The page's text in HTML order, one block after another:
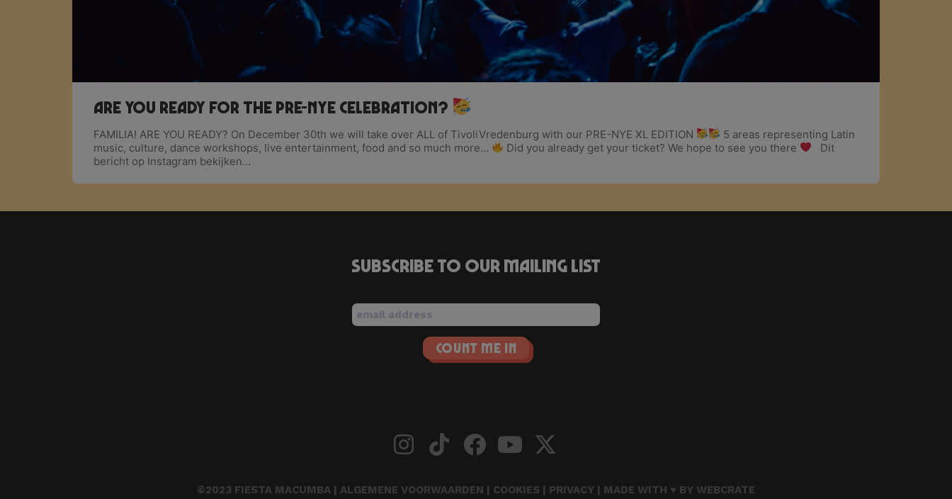
Are you ready for THE PRE-NYE Celebration?
FAMILIA! ARE YOU READY? On December 30th we will take over ALL of TivoliVredenburg with our PRE-NYE XL EDITION
5 areas representing Latin
music, culture, dance workshops, live entertainment, food and so much more…
Did you already get your ticket? We hope to see you there
Dit
bericht op Instagram bekijken…
Subscribe to our mailing list
©2023 FIESTA MACUMBA | ALGEMENE VOORWAARDEN COOKIES PRIVACY | MADE WITH ♥ BY WEBCRATE